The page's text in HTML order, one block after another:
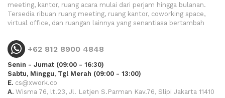
meeting, kantor, ruang acara mulai dari perjam hingga bulanan.
Tersedia ribuan ruang meeting, ruang kantor, coworking space,
virtual office, dan ruangan lainnya yang senantiasa bertambah
+62 812 8900 4848
Senin - Jumat (09:00 - 16:30)
Sabtu, Minggu, Tgl Merah (09:00 - 13:00)
E. cs@xwork.co
A. Wisma 76, lt.23, Jl. Letjen S.Parman Kav.76, Slipi Jakarta 11410